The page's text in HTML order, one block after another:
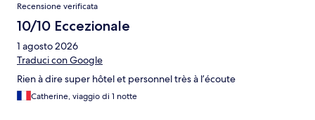
Recensione verificata
10/10 Eccezionale
1 agosto 2026
Traduci con Google
Rien à dire super hôtel et personnel très à l’écoute
Catherine, viaggio di 1 notte